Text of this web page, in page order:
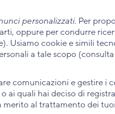
personalizzati. Per
oppure per condurre
Usiamo cookie e simili
a tale scopo
comunicazioni e gestire i
ai quali hai deciso di
merito al trattamento dei